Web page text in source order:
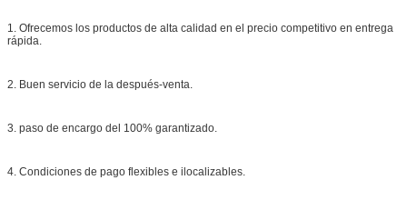
1. Ofrecemos los productos de alta calidad en el precio competitivo en entrega
rápida.
2. Buen servicio de la después-venta.
3. paso de encargo del 100% garantizado.
4. Condiciones de pago flexibles e ilocalizables.